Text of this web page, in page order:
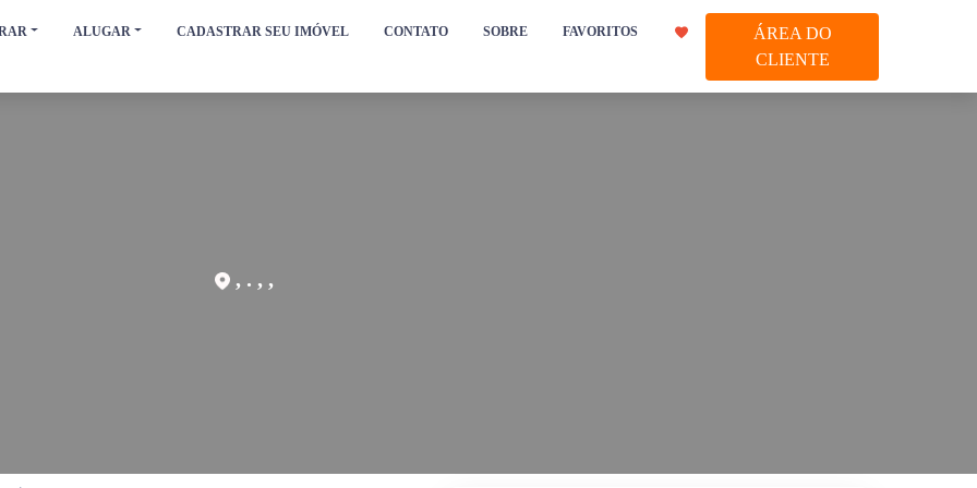
ALUGAR CADASTRAR SEU IMÓVEL CONTATO SOBRE FAVORITOS
ÁREA DO
CLIENTE
, . , ,